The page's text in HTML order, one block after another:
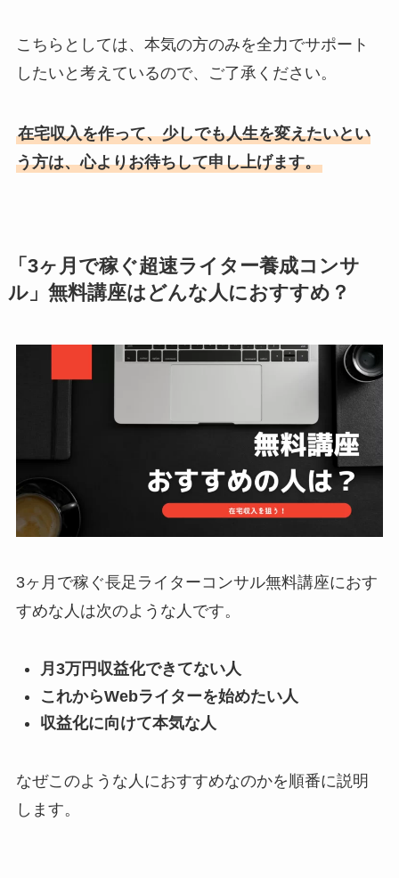
こちらとしては、本気の方のみを全力でサポート
したいと考えているので、ご了承ください。
在宅収入を作って、少しでも人生を変えたいとい
う方は、心よりお待ちして申し上げます。
「3ヶ月で稼ぐ超速ライター養成コンサ
ル」無料講座はどんな人におすすめ？
3ヶ月で稼ぐ長足ライターコンサル無料講座におす
すめな人は次のような人です。
月3万円収益化できてない人
これからWebライターを始めたい人
収益化に向けて本気な人
なぜこのような人におすすめなのかを順番に説明
します。